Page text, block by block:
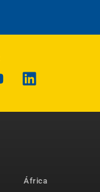
África